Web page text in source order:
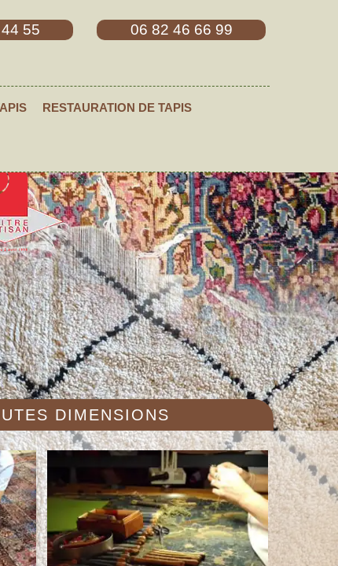
55 06 82 46 66 99
RESTAURATION DE TAPIS
DIMENSIONS